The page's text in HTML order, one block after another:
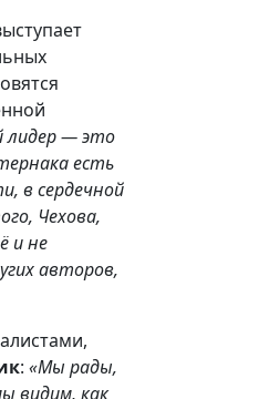
лидер — это
есть
в сердечной
Чехова,
и не
авторов,
: «Мы рады,
видим, как